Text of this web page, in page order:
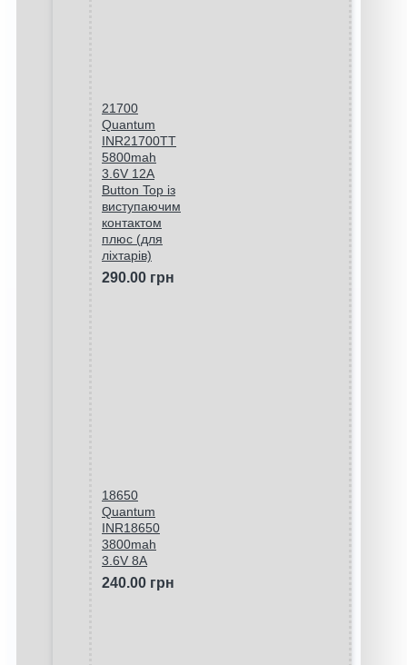
21700
Quantum
INR21700TT
5800mah
3.6V 12A
Button Top із
виступаючим
контактом
плюс (для
ліхтарів)
290.00 грн
18650
Quantum
INR18650
3800mah
3.6V 8A
240.00 грн